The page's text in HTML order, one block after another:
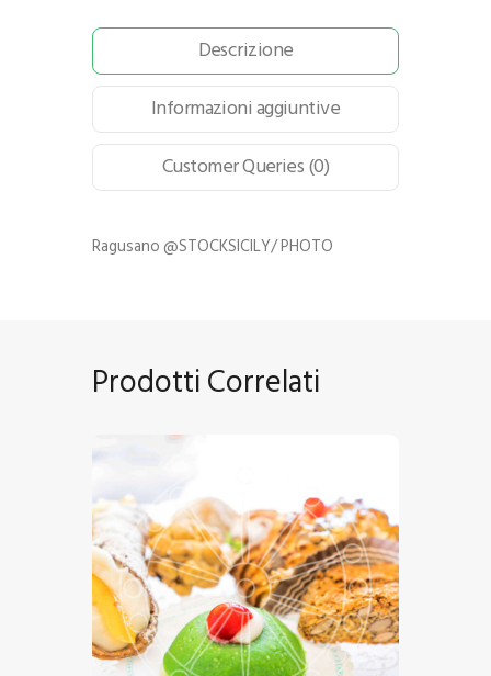
Descrizione
Informazioni aggiuntive
Customer Queries (0)
Ragusano @STOCKSICILY/ PHOTO
Prodotti Correlati
Dolci-Siciliani